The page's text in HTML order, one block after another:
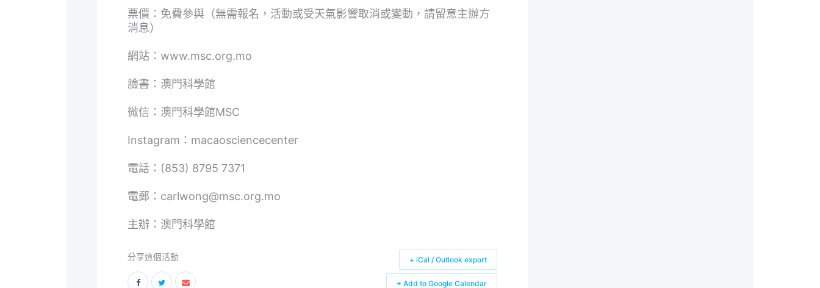
票價：免費參與（無需報名，活動或受天氣影響取消或變動，請留意主辦方
消息）
網站： www.msc.org.mo
臉書： 澳門科學館
微信：澳門科學館MSC
Instagram： macaosciencecenter
電話：(853) 8795 7371
電郵： carlwong@msc.org.mo
主辦：澳門科學館
分享這個活動
+ Add to Google Calendar
+ iCal / Outlook export